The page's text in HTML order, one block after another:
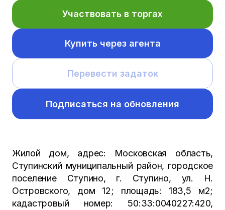
Участвовать в торгах
Купить через агента
Перевести задаток
Подписаться на обновления
Жилой дом, адрес: Московская область,
Ступинский муниципальный район, городское
поселение Ступино, г. Ступино, ул. Н.
Островского, дом 12; площадь: 183,5 м2;
кадастровый номер: 50:33:0040227:420,